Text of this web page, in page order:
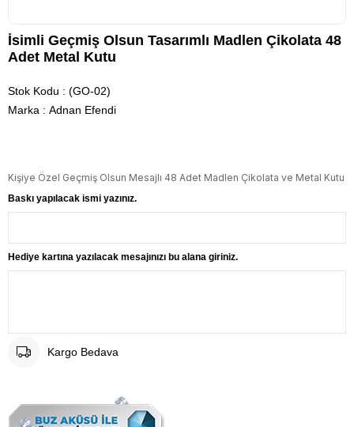
İsimli Geçmiş Olsun Tasarımlı Madlen Çikolata 48
Adet Metal Kutu
Stok Kodu
(GO-02)
Marka : Adnan Efendi
Kişiye Özel Geçmiş Olsun Mesajlı 48 Adet Madlen Çikolata ve Metal Kutu
Baskı yapılacak ismi yazınız.
Hediye kartına yazılacak mesajınızı bu alana giriniz.
Kargo Bedava